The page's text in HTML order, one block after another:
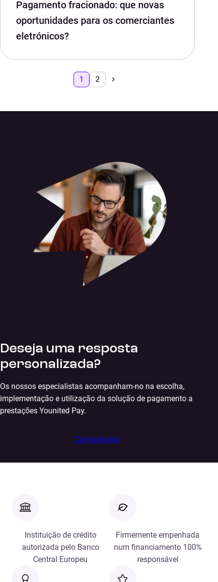
Pagamento fracionado: que novas
oportunidades para os comerciantes
eletrónicos?
1 2
Deseja uma resposta
personalizada?
Os nossos especialistas acompanham-no na escolha,
implementação e utilização da solução de pagamento a
prestações Younited Pay.
Contacte-nos
Instituição de crédito
autorizada pelo Banco
Central Europeu
Firmemente empenhada
num financiamento 100%
responsável